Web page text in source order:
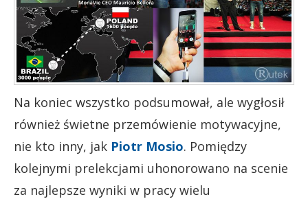
Na koniec wszystko podsumował, ale wygłosił
również świetne przemówienie motywacyjne,
nie kto inny, jak Piotr Mosio. Pomiędzy
kolejnymi prelekcjami uhonorowano na scenie
za najlepsze wyniki w pracy wielu